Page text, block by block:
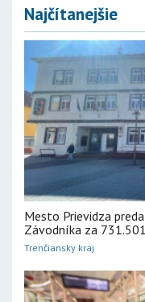
Najčítanejšie
Mesto Prievidza
Závodníka za
Trenčiansky kraj